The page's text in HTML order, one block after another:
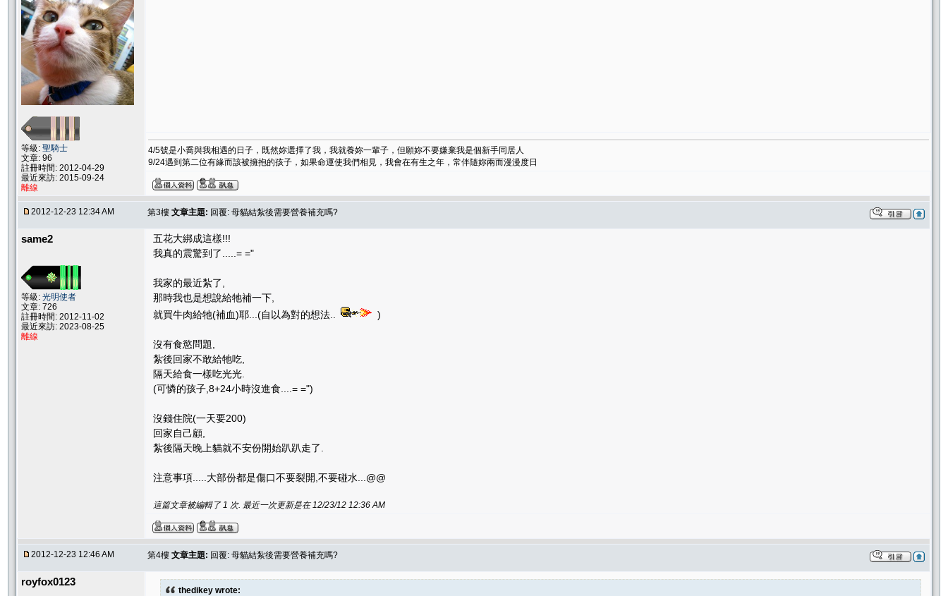
等級: 聖騎士
文章: 96
註冊時間: 2012-04-29
最近來訪: 2015-09-24
離線
4/5號是小喬與我相遇的日子，既然妳選擇了我，我就養妳一輩子，但願妳不要嫌棄我是個新手同居人
9/24遇到第二位有緣而該被擁抱的孩子，如果命運使我們相見，我會在有生之年，常伴隨妳兩而漫漫度日
2012-12-23 12:34 AM 第3樓 文章主題: 回覆: 母貓結紮後需要營養補充嗎?
same2
等級: 光明使者
文章: 726
註冊時間: 2012-11-02
最近來訪: 2023-08-25
離線
五花大綁成這樣!!!
我真的震驚到了.....= ="
我家的最近紮了,
那時我也是想說給牠補一下,
就買牛肉給牠(補血)耶...(自以為對的想法..
)
沒有食慾問題,
紮後回家不敢給牠吃,
隔天給食一樣吃光光.
(可憐的孩子,8+24小時沒進食....= =")
沒錢住院(一天要200)
回家自己顧,
紮後隔天晚上貓就不安份開始趴趴走了.
注意事項.....大部份都是傷口不要裂開,不要碰水...@@
這篇文章被編輯了 1 次. 最近一次更新是在 12/23/12 12:36 AM
2012-12-23 12:46 AM 第4樓 文章主題: 回覆: 母貓結紮後需要營養補充嗎?
royfox0123
thedikey wrote: